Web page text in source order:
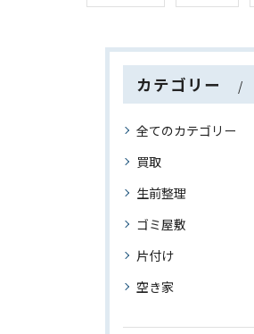
カテゴリー
全てのカテゴリー
買取
生前整理
ゴミ屋敷
片付け
空き家